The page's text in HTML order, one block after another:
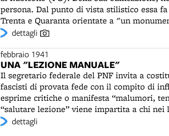
persona. Dal punto di vista stilistico essa
Trenta e Quaranta orientate a "un
del Movimento Moderno" (M. Spesso, G.
aquilotti fascisti, che ne accentuano la
balcone aggettante in cemento e da un
data di costruzione: A. XIX E.F. (1941).
dopoguerra la Casa del Fascio di
della Pro Loco. Gian Luigi Giordani si è
insegnato all’Accademia di Belle Arti a
prestigiosi, quali la stazione
dettagli
febbraio 1941
UNA "LEZIONE MANUALE"
Il segretario federale del PNF invita a
fascisti di provata fede con il compito di
esprime critiche o manifesta “malumori,
“salutare lezione” viene impartita a chi
all'obbligo, introdotto dal dicembre 1940,
dettagli